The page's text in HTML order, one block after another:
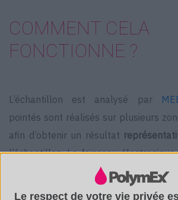
Le respect de votre vie privée
COMMENT CELA
FONCTIONNE ?
L’échantillon est analysé par
pointés sont réalisés sur plusieurs
afin d’obtenir un résultat
l’échantillon. Le faisceau
de l’échantillon, cette interaction
génère alors différents types